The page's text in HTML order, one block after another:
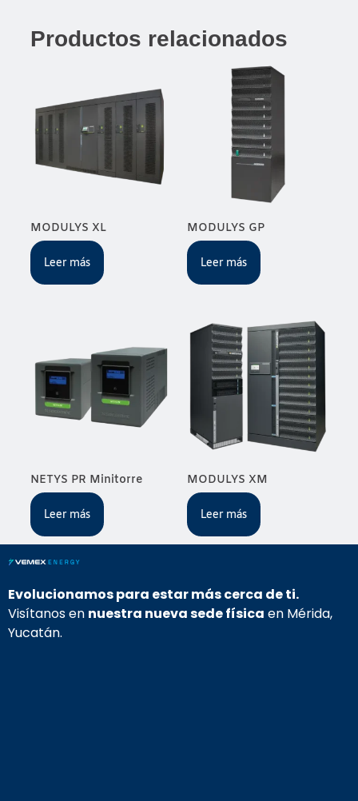
Productos relacionados
MODULYS XL
Leer más
MODULYS GP
Leer más
NETYS PR Minitorre
Leer más
MODULYS XM
Leer más
Evolucionamos para estar más cerca de ti.
Visítanos en nuestra nueva sede física en Mérida,
Yucatán.